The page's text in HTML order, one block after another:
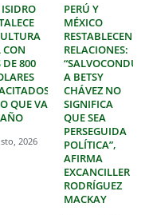
CON
DE 800
QUE VA
2026
PERÚ Y
MÉXICO
RESTABLECEN
RELACIONES:
A BETSY
CHÁVEZ NO
SIGNIFICA
QUE SEA
PERSEGUIDA
POLÍTICA”,
AFIRMA
EXCANCILLER
RODRÍGUEZ
MACKAY